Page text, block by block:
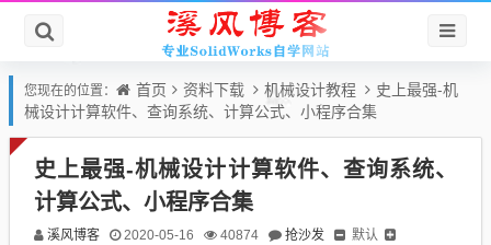
您现在的位置： 首页 资料下载 机械设计教程
史上最强-机
械设计计算软件、查询系统、计算公式、小程序合集
史上最强-机械设计计算软件、查询系统、
计算公式、小程序合集
溪风博客 2020-05-16 40874 抢沙发 默认